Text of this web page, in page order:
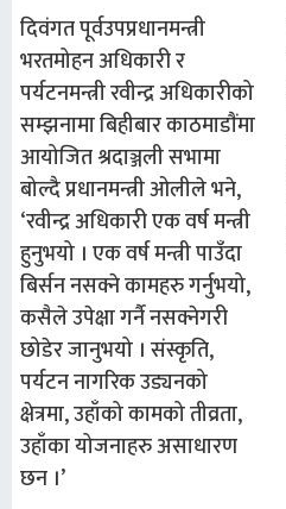
दिवंगत पूर्वउपप्रधानमन्त्री
भरतमोहन अधिकारी र
पर्यटनमन्त्री रवीन्द्र अधिकारीको
सम्झनामा बिहीबार काठमाडाैंमा
आयोजित श्रदाञ्जली सभामा
बोल्दै प्रधानमन्त्री ओलीले भने,
‘रवीन्द्र अधिकारी एक वर्ष मन्त्री
हुनुभयो । एक वर्ष मन्त्री पाउँदा
बिर्सन नसक्ने कामहरु गर्नुभयो,
कसैले उपेक्षा गर्नै नसक्नेगरी
छोडेर जानुभयो । संस्कृति,
पर्यटन नागरिक उड्यनको
क्षेत्रमा, उहाँको कामको तीव्रता,
उहाँका योजनाहरु असाधारण
छन ।’